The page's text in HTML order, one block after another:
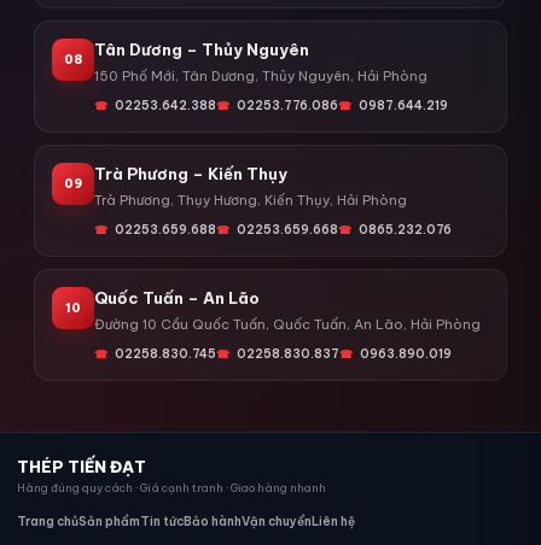
08
Tân Dương – Thủy Nguyên
150 Phố Mới, Tân Dương, Thủy Nguyên, Hải Phòng
02253.642.388 02253.776.086 0987.644.219
09
Trà Phương – Kiến Thụy
Trà Phương, Thụy Hương, Kiến Thụy, Hải Phòng
02253.659.688 02253.659.668 0865.232.076
10
Quốc Tuấn – An Lão
Đường 10 Cầu Quốc Tuấn, Quốc Tuấn, An Lão, Hải Phòng
02258.830.745 02258.830.837 0963.890.019
THÉP TIẾN ĐẠT
Hàng đúng quy cách · Giá cạnh tranh · Giao hàng nhanh
Trang chủSản phẩmTin tứcBảo hànhVận chuyểnLiên hệ